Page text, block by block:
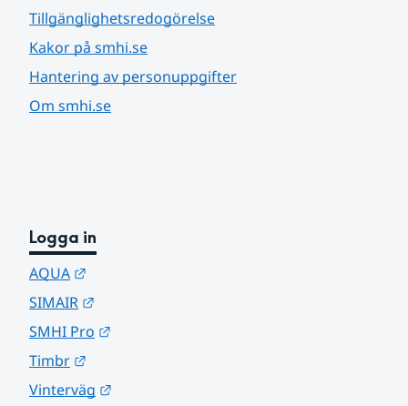
Tillgänglighetsredogörelse
Kakor på smhi.se
Hantering av personuppgifter
Om smhi.se
Logga in
AQUA
SIMAIR
SMHI Pro
Timbr
Vinterväg